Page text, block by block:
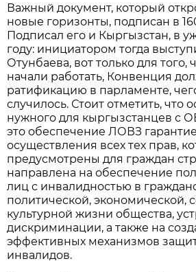
Важный документ, который
новые горизонты, подписан в
Подписал его и Кыргызстан, в
году: инициатором тогда
Отунбаева, вот только для
начали работать, Конвенция
ратификацию в парламенте,
случилось. Стоит отметить, что
нужного для кыргызстанцев с
это обеспечение ЛОВЗ
осуществления всех тех прав,
предусмотрены для граждан
направлена на обеспечение
лиц с инвалидностью в
политической, экономической,
культурной жизни общества,
дискриминации, а также на
эффективных механизмов
инвалидов.